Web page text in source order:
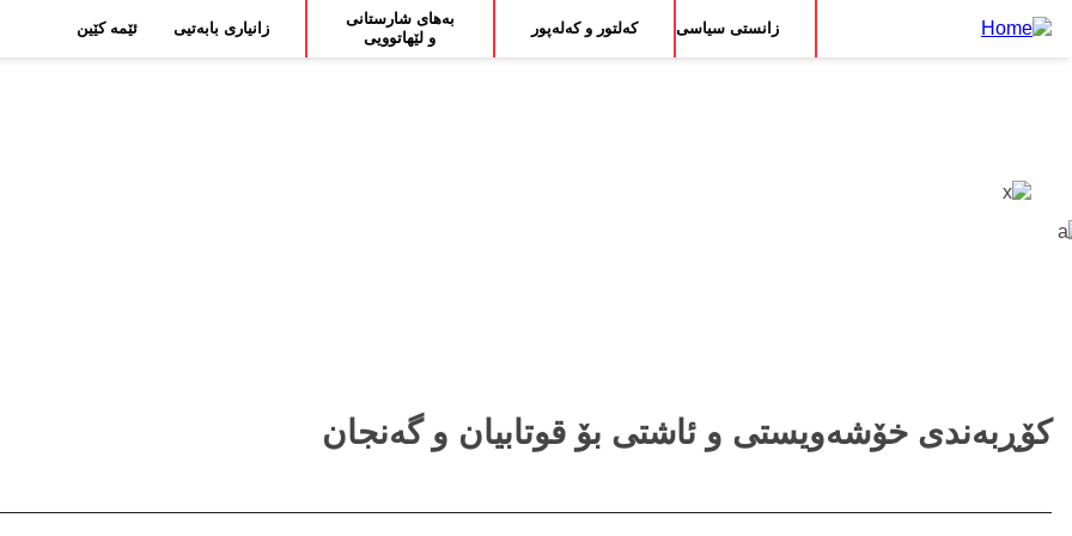
ناوەڕۆکی
Main
navigation
زانستی سیاسی کەلتور و کەلەپور
بەهای شارستانی
و لێهاتوویی
زانیاری بابەتیی ئێمە کێین
کۆڕبەندی خۆشەویستی و ئاشتی بۆ قوتابیان و گەنجان